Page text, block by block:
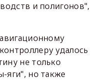
и полигонов",
удалось
не только
яги", но также